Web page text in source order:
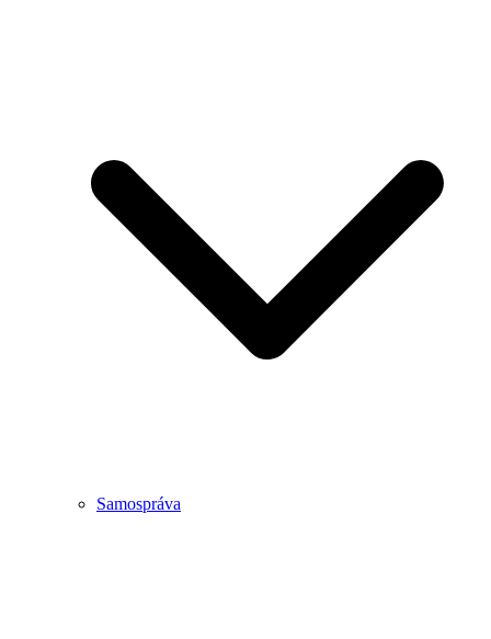
Samospráva